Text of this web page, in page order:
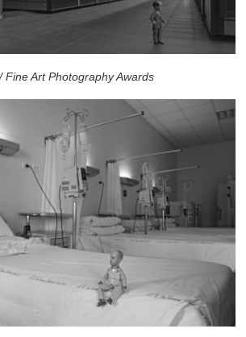
Fine Art Photography Awards